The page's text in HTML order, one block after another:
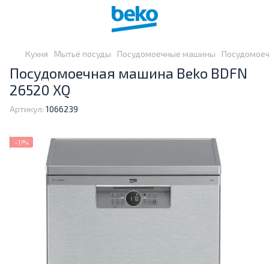
Кухня Мытьё посуды Посудомоечные машины
Посудомоечная машина Beko BDFN
26520 XQ
Артикул: 1066239
−17%